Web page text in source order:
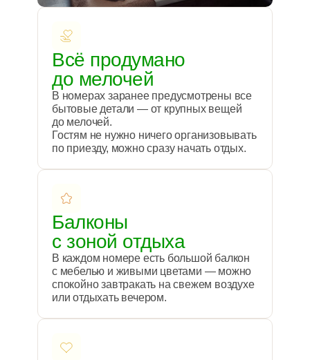
Всё продумано
до мелочей
В номерах заранее предусмотрены все
бытовые детали — от крупных вещей
до мелочей.
Гостям не нужно ничего организовывать
по приезду, можно сразу начать отдых.
Балконы
с зоной отдыха
В каждом номере есть большой балкон
с мебелью и живыми цветами — можно
спокойно завтракать на свежем воздухе
или отдыхать вечером.